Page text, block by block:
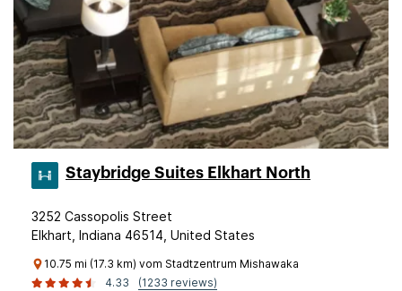
Staybridge Suites Elkhart North
3252 Cassopolis Street
Elkhart, Indiana 46514, United States
10.75 mi (17.3 km) vom Stadtzentrum Mishawaka
4.33
(1233 reviews)